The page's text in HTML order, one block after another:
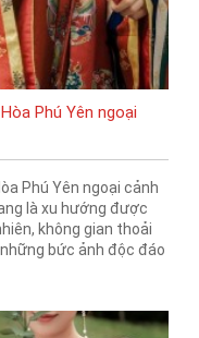
Phú Yên ngoại
Phú Yên ngoại cảnh
là xu hướng được
không gian thoải
bức ảnh độc đáo